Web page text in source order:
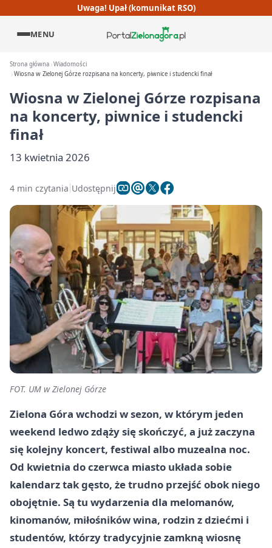
Uwaga! Upał (komunikat RSO)
MENU
Strona główna Wiadomości
Wiosna w Zielonej Górze rozpisana na koncerty, piwnice i studencki finał
Wiosna w Zielonej Górze rozpisana
na koncerty, piwnice i studencki
finał
13 kwietnia 2026
4 min czytania Udostępnij
FOT. UM w Zielonej Górze
Zielona Góra wchodzi w sezon, w którym jeden
weekend ledwo zdąży się skończyć, a już zaczyna
się kolejny koncert, festiwal albo muzealna noc.
Od kwietnia do czerwca miasto układa sobie
kalendarz tak gęsto, że trudno przejść obok niego
obojętnie. Są tu wydarzenia dla melomanów,
kinomanów, miłośników wina, rodzin z dziećmi i
studentów, którzy tradycyjnie zamkną wiosnę